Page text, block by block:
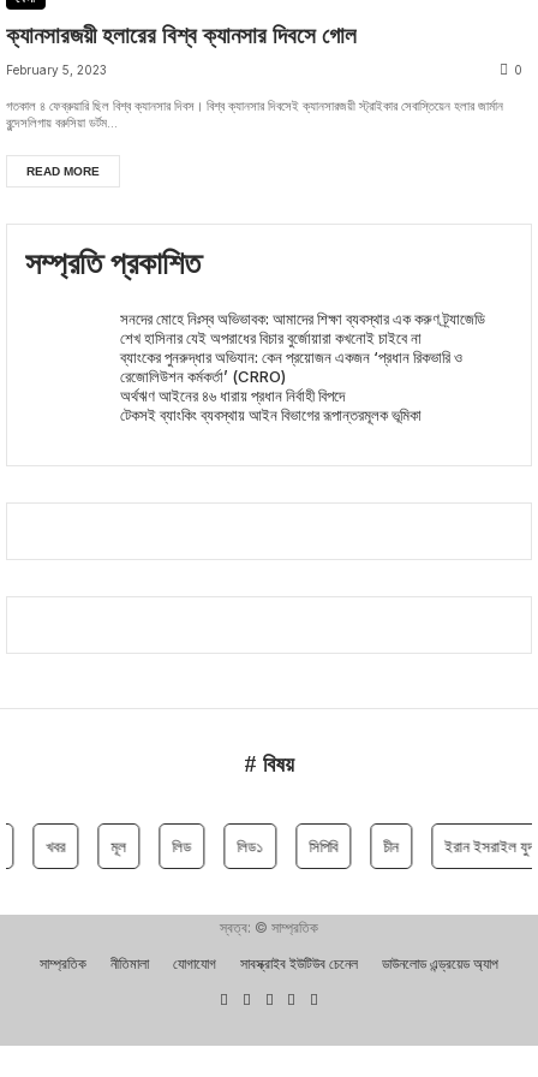
ক্যানসারজয়ী হলারের বিশ্ব ক্যানসার দিবসে গোল
February 5, 2023 0
গতকাল ৪ ফেব্রুয়ারি ছিল বিশ্ব ক্যানসার দিবস। বিশ্ব ক্যানসার দিবসেই ক্যানসারজয়ী স্ট্রাইকার সেবাস্তিয়েন হলার জার্মান
বুন্দেসলিগায় বরুসিয়া ডর্টম...
READ MORE
সম্প্রতি প্রকাশিত
সনদের মোহে নিঃস্ব অভিভাবক: আমাদের শিক্ষা ব্যবস্থার এক করুণ ট্র্যাজেডি
শেখ হাসিনার যেই অপরাধের বিচার বুর্জোয়ারা কখনোই চাইবে না
ব্যাংকের পুনরুদ্ধার অভিযান: কেন প্রয়োজন একজন ‘প্রধান রিকভারি ও
রেজোলিউশন কর্মকর্তা’ (CRRO)
অর্থঋণ আইনের ৪৬ ধারায় প্রধান নির্বাহী বিপদে
টেকসই ব্যাংকিং ব্যবস্থায় আইন বিভাগের রূপান্তরমূলক ভূমিকা
# বিষয়
খবর মূল লিড লিড১ সিপিবি চীন ইরান ইসরাইল যুদ্ধ
স্বত্ব: © সাম্প্রতিক
সাম্প্রতিক নীতিমালা যোগাযোগ সাবস্ক্রাইব ইউটিউব চেনেল ডাউনলোড এন্ড্রয়েড অ্যাপ